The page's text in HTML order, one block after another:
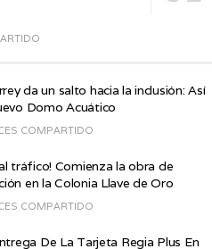
da un salto hacia la inclusión: Así
Domo Acuático
COMPARTIDO
tráfico! Comienza la obra de
en la Colonia Llave de Oro
COMPARTIDO
De La Tarjeta Regia Plus En